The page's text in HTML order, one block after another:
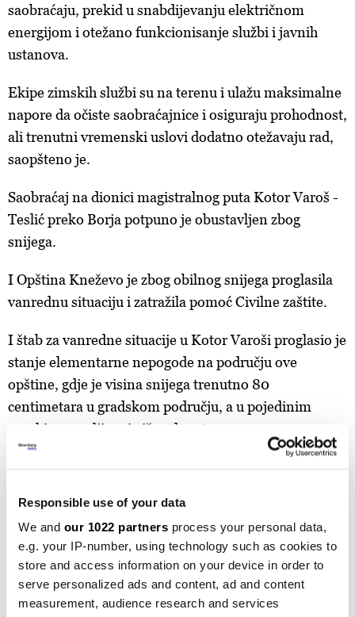
Responsible use of your data
We and our 1022 partners process your personal data,
e.g. your IP-number, using technology such as cookies to
store and access information on your device in order to
serve personalized ads and content, ad and content
measurement, audience research and services
saobraćaju, prekid u snabdijevanju električnom
energijom i otežano funkcionisanje službi i javnih
ustanova.
Ekipe zimskih službi su na terenu i ulažu maksimalne
napore da očiste saobraćajnice i osiguraju prohodnost,
ali trenutni vremenski uslovi dodatno otežavaju rad,
saopšteno je.
Saobraćaj na dionici magistralnog puta Kotor Varoš -
Teslić preko Borja potpuno je obustavljen zbog
snijega.
I Opština Kneževo je zbog obilnog snijega proglasila
vanrednu situaciju i zatražila pomoć Civilne zaštite.
I štab za vanredne situacije u Kotor Varoši proglasio je
stanje elementarne nepogode na području ove
opštine, gdje je visina snijega trenutno 80
centimetara u gradskom području, a u pojedinim
seoskim naseljima i više od metra.